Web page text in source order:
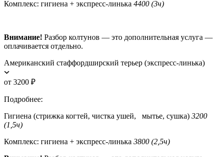
Комплекс: гигиена + экспресс-линька 4400 (3ч)
Внимание! Разбор колтунов — это дополнительная услуга —
оплачивается отдельно.
Американский стаффордширский терьер (экспресс-линька)
от 3200 ₽
Подробнее:
Гигиена (стрижка когтей, чистка ушей, мытье, сушка) 3200
(1,5ч)
Комплекс: гигиена + экспресс-линька 3800 (2,5ч)